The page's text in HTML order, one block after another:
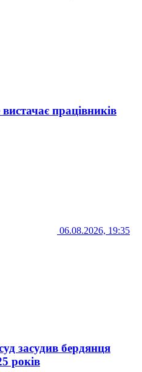
працівників
06.08.2026, 19:35
засудив бердянця
років